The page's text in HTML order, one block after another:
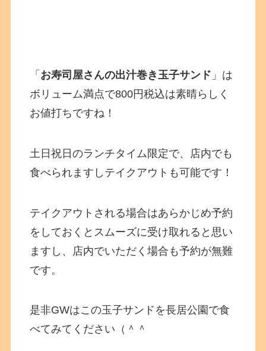
「 お寿司屋さんの出汁巻き玉子サンド 」は
ボリューム満点で800円税込は素晴らしく
お値打ちですね！
土日祝日のランチタイム限定で、店内でも
食べられますしテイクアウトも可能です！
テイクアウトされる場合はあらかじめ予約
をしておくとスムーズに受け取れると思い
ますし、店内でいただく場合も予約が無難
です。
是非GWはこの玉子サンドを長居公園で食
べてみてください（＾＾